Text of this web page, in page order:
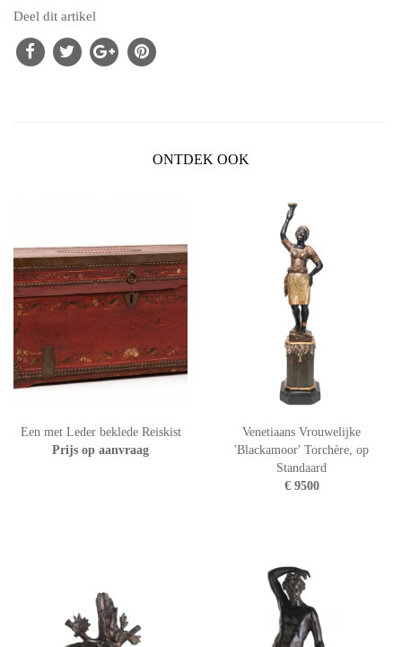
Deel dit artikel
ONTDEK OOK
Een met Leder beklede Reiskist
Prijs op aanvraag
Venetiaans Vrouwelijke
'Blackamoor' Torchère, op
Standaard
€ 9500